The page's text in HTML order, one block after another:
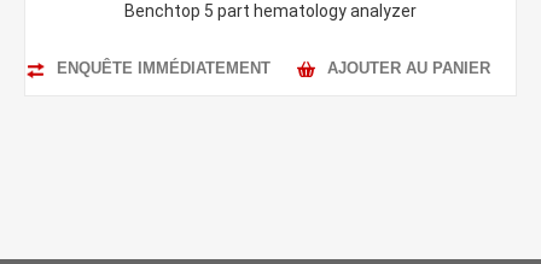
Benchtop 5 part hematology analyzer
ENQUÊTE IMMÉDIATEMENT AJOUTER AU PANIER